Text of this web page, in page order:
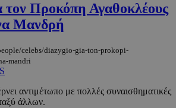
τον Προκόπη Αγαθοκλέους
Μανδρή
celebs/diazygio-gia-ton-prokopi-
mandri
αντιμέτωπο με πολλές συναισθηματικές
άλλων.